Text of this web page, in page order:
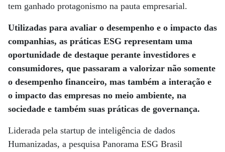
tem ganhado protagonismo na pauta empresarial.
Utilizadas para avaliar o desempenho e o impacto das
companhias, as práticas ESG representam uma
oportunidade de destaque perante investidores e
consumidores, que passaram a valorizar não somente
o desempenho financeiro, mas também a interação e
o impacto das empresas no meio ambiente, na
sociedade e também suas práticas de governança.
Liderada pela startup de inteligência de dados
Humanizadas, a pesquisa Panorama ESG Brasil